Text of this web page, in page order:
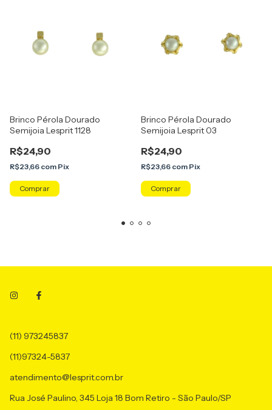
Brinco Pérola Dourado
Semijoia Lesprit 1128
R$24,90
R$23,66 com Pix
Brinco Pérola Dourado
Semijoia Lesprit 03
R$24,90
R$23,66 com Pix
(11) 973245837
(11)97324-5837
atendimento@lesprit.com.br
Rua José Paulino, 345 Loja 18 Bom Retiro - São Paulo/SP